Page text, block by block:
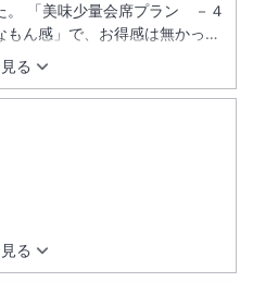
る
。 「美味少量会席プラン －４
もん感」で、お得感は無かっ
が私たちにとっては割高感につ
かった。 チェックアウト時、
がホッと出来るポイントでし
る